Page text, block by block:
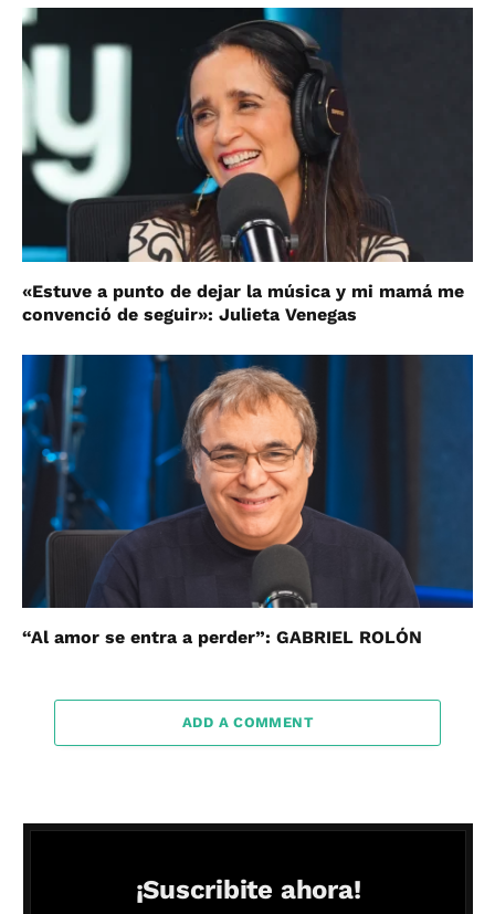
«Estuve a punto de dejar la música y mi mamá me
convenció de seguir»: Julieta Venegas
“Al amor se entra a perder”: GABRIEL ROLÓN
ADD A COMMENT
¡Suscribite ahora!